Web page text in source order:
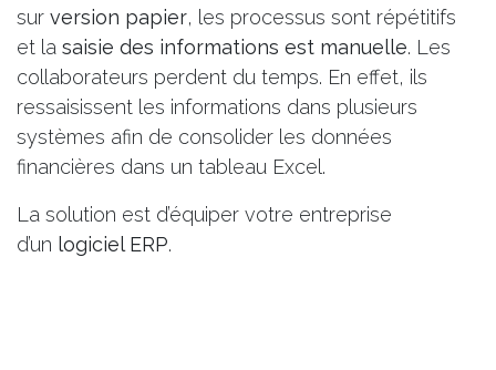
sur version papier, les processus sont répétitifs
et la saisie des informations est manuelle. Les
collaborateurs perdent du temps. En effet, ils
ressaisissent les informations dans plusieurs
systèmes afin de consolider les données
financières dans un tableau Excel.
La solution est d’équiper votre entreprise
d’un logiciel ERP.